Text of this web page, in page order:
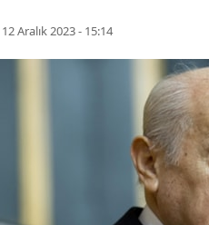
12 Aralık 2023 - 15:14